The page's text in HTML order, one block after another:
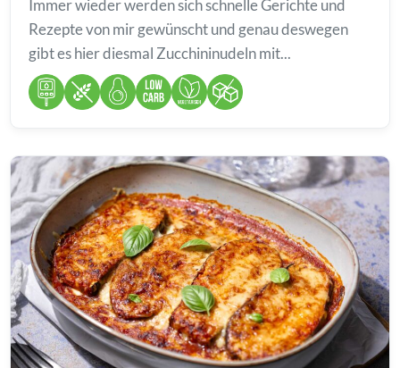
Immer wieder werden sich schnelle Gerichte und
Rezepte von mir gewünscht und genau deswegen
gibt es hier diesmal Zucchininudeln mit...